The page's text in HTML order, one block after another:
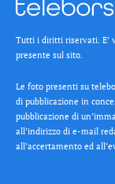
Tutti i diritti riservati. E’
presente sul sito.
Le foto presenti su
di pubblicazione in
pubblicazione di
all’indirizzo di e-mail
all’accertamento ed